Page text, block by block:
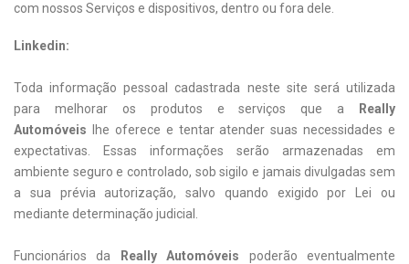
com nossos Serviços e dispositivos, dentro ou fora dele.
Linkedin:
Toda informação pessoal cadastrada neste site será utilizada
para melhorar os produtos e serviços que a
Really
Automóveis lhe oferece e tentar atender suas necessidades e
expectativas. Essas informações serão armazenadas em
ambiente seguro e controlado, sob sigilo e jamais divulgadas sem
a sua prévia autorização, salvo quando exigido por Lei ou
mediante determinação judicial.
Funcionários da Really Automóveis poderão eventualmente